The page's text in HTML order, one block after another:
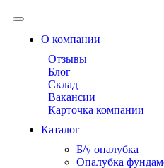
О компании
Отзывы
Блог
Склад
Вакансии
Карточка компании
Каталог
Б/у опалубка
Опалубка